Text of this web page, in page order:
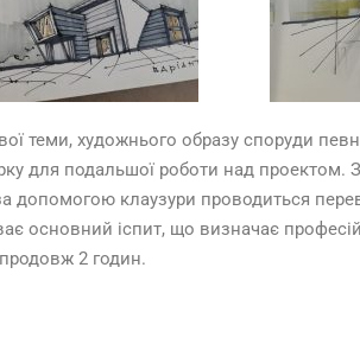
теми, художнього образу споруди
для подальшої роботи над проектом.
клаузури проводиться
основний іспит, що визначає
2 годин.